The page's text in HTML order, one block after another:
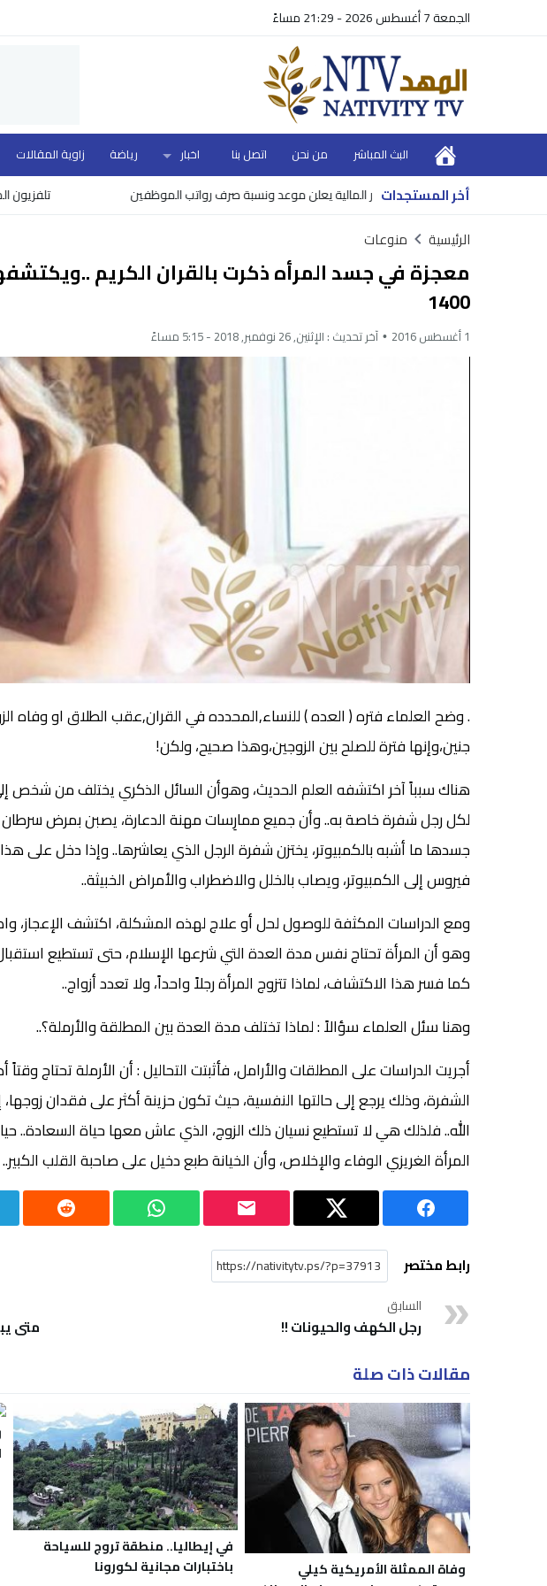
الجمعة 7 أغسطس 2026 - 21:29 مساءً
البث المباشر من نحن اتصل بنا اخبار رياضة زاوية المقالات
أخر المستجدات تلفزيون المهد وزير المالية يعلن موعد ونسبة صرف رواتب الموظفين
الرئيسية منوعات
معجزة في جسد المرأه ذكرت بالقران الكريم
1400
1 أغسطس 2016 آخر تحديث : الإثنين, 26 نوفمبر, 2018 - 5:15 مساءً
. وضح العلماء فتره ( العده ) للنساء,المحدده في القران,عقب الطلاق او وفاه
جنين،وإنها فترة للصلح بين الزوجين،وهذا صحيح، ولكن!
هناك سبباً آخر اكتشفه العلم الحديث، وهوأن السائل الذكري يختلف من شخص
لكل رجل شفرة خاصة به.. وأن جميع ممارِسات مهنة الدعارة، يصبن بمرض سرطان
جسدها ما أشبه بالكمبيوتر، يختزن شفرة الرجل الذي يعاشرها.. وإذا دخل على
فيروس إلى الكمبيوتر، ويصاب بالخلل والاضطراب والأمراض الخبيثة..
ومع الدراسات المكثفة للوصول لحل أو علاج لهذه المشكلة، اكتشف الإعجاز،
وهو أن المرأة تحتاج نفس مدة العدة التي شرعها الإسلام، حتى تستطيع
كما فسر هذا الاكتشاف، لماذا تتزوج المرأة رجلاً واحداً، ولا تعدد أزواج..
وهنا سئل العلماء سؤالاً : لماذا تختلف مدة العدة بين المطلقة والأرملة؟..
أجريت الدراسات على المطلقات والأرامل، فأثبتت التحاليل : أن الأرملة تحتاج
الشفرة، وذلك يرجع إلى حالتها النفسية، حيث تكون حزينة أكثر على فقدان
الله.. فلذلك هي لا تستطيع نسيان ذلك الزوج، الذي عاش معها حياة السعادة..
المرأة الغريزي الوفاء والإخلاص، وأن الخيانة طبع دخيل على صاحبة القلب
رابط مختصر
السابق
رجل الكهف والحيونات !! متى
مقالات ذات صلة
وفاة الممثلة الأمريكية كيلي
في إيطاليا.. منطقة تروج للسياحة
باختبارات مجانية لكورونا